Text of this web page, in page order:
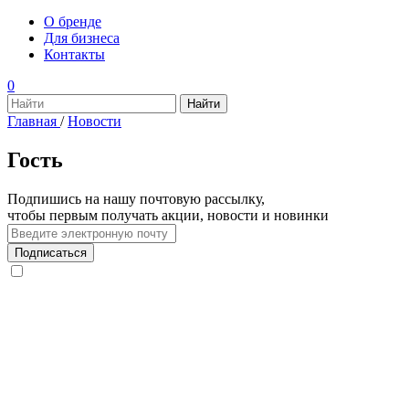
О бренде
Для бизнеса
Контакты
0
Главная / Новости
Гость
Подпишись на нашу почтовую рассылку,
чтобы первым получать акции, новости и новинки
Подписаться